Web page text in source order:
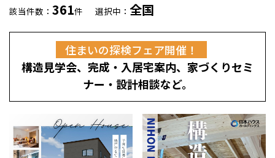
高耐久住宅
高断熱・高気密の家
エネルギー自給自足
感謝訪問・長期保証
檜と日本人
1000年を超えて生きる檜
知られざる檜の効果・作用
理想の木材「檜」
グレートステージ
平屋の家
リフォーム トップ
選ばれる理由
賃貸併用住宅のメリット
分譲住宅・土地
該当件数： 361件 選択中： 全国
住まいの探検フェア開催！
構造見学会、完成・入居宅案内、家づくりセミ
ナー・設計相談など。